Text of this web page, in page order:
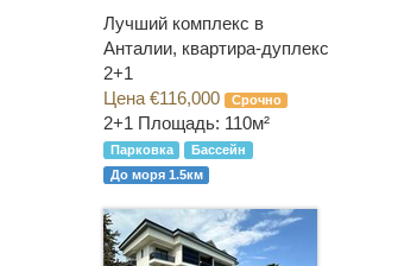
Лучший комплекс в
Анталии, квартира-дуплекс
2+1
Цена €116,000
Срочно
2+1 Площадь: 110м²
Парковка
Бассейн
До моря 1.5км